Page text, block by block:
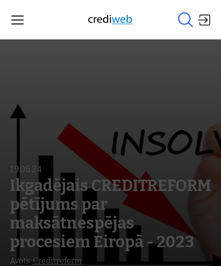
19.06.24
Ikgadējais CREDITREFORM
pētījums par
maksātnespējas
procesiem Eiropā - 2023
Avots:Creditreform